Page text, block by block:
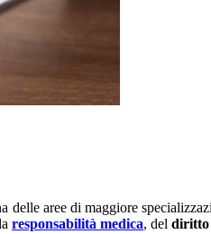
aree di maggiore
responsabilità medica, del diritto